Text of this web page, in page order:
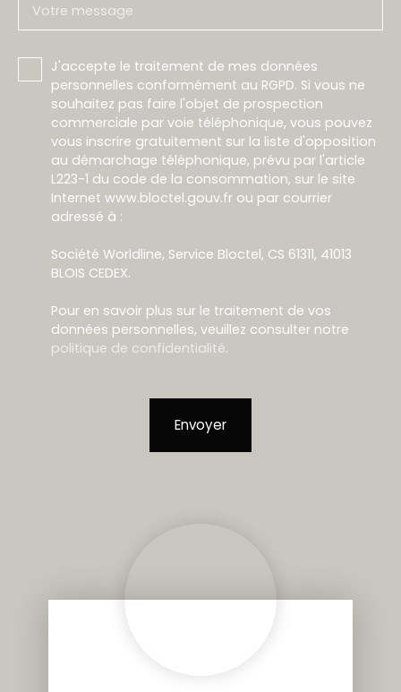
Votre message
J'accepte le traitement de mes données
personnelles conformément au RGPD. Si vous ne
souhaitez pas faire l'objet de prospection
commerciale par voie téléphonique, vous pouvez
vous inscrire gratuitement sur la liste d'opposition
au démarchage téléphonique, prévu par l'article
L223-1 du code de la consommation, sur le site
Internet www.bloctel.gouv.fr ou par courrier
adressé à :
Société Worldline, Service Bloctel, CS 61311, 41013
BLOIS CEDEX.
Pour en savoir plus sur le traitement de vos
données personnelles, veuillez consulter notre
politique de confidentialité.
Envoyer